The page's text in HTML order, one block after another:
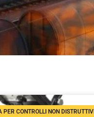
CONTROLLI NON DISTRUTTIVI